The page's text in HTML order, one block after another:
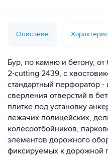
Описание
Бур, по камню и бетону, от
2-cutting 2439, с
стандартный перфоратор
сверления отверстий в
плитке под установку
лежачих полицейских,
колесоотбойников,
элементов дорожного
фиксируемых к дорожной